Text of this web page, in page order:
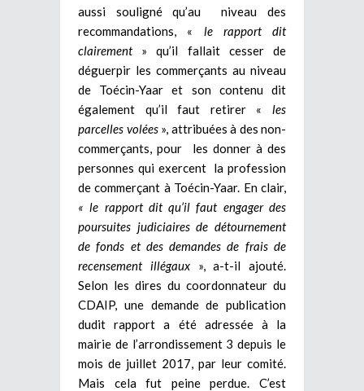
aussi souligné qu’au niveau des
recommandations, « le rapport dit
clairement» qu’il fallait cesser de
déguerpir les commerçants au niveau
de Toécin-Yaar et son contenu dit
également qu’il faut retirer « les
parcelles volées », attribuées à des non-
commerçants, pour les donner à des
personnes qui exercent la profession
de commerçant à Toécin-Yaar. En clair,
« le rapport dit qu’il faut engager des
poursuites judiciaires de détournement
de fonds et des demandes de frais de
recensement illégaux», a-t-il ajouté.
Selon les dires du coordonnateur du
CDAIP, une demande de publication
dudit rapport a été adressée à la
mairie de l’arrondissement 3 depuis le
mois de juillet 2017, par leur comité.
Mais cela fut peine perdue. C’est